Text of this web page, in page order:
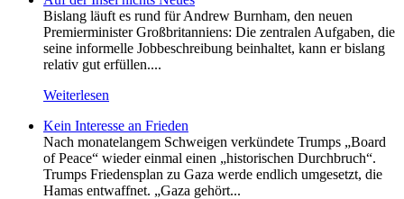
Bislang läuft es rund für Andrew Burnham, den neuen
Premierminister Großbritanniens: Die zentralen Aufgaben, die
seine informelle Jobbeschreibung beinhaltet, kann er bislang
relativ gut erfüllen....
Weiterlesen
Kein Inte­resse an Frieden
Nach monatelangem Schweigen verkündete Trumps „Board
of Peace“ wieder einmal einen „historischen Durchbruch“.
Trumps Friedensplan zu Gaza werde endlich umgesetzt, die
Hamas entwaffnet. „Gaza gehört...